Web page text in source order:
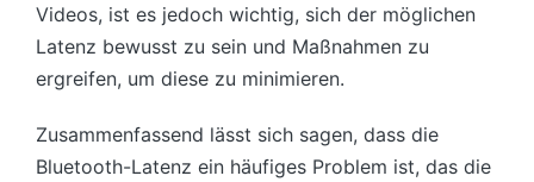
Videos, ist es jedoch wichtig, sich der möglichen
Latenz bewusst zu sein und Maßnahmen zu
ergreifen, um diese zu minimieren.
Zusammenfassend lässt sich sagen, dass die
Bluetooth-Latenz ein häufiges Problem ist, das die